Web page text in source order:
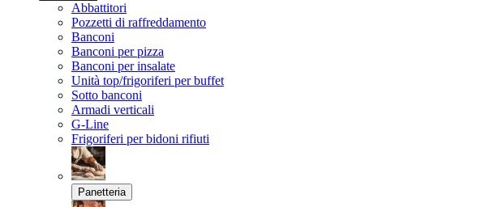
Abbattitori
Pozzetti di raffreddamento
Banconi
Banconi per pizza
Banconi per insalate
Unità top/frigoriferi per buffet
Sotto banconi
Armadi verticali
G-Line
Frigoriferi per bidoni rifiuti
Panetteria